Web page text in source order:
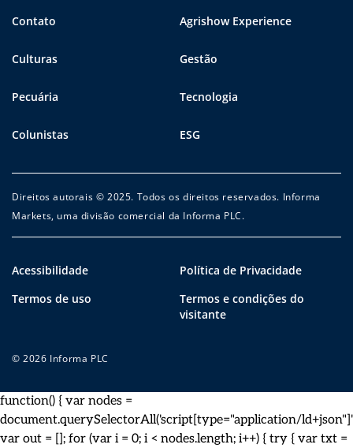
Contato Agrishow Experience
Culturas Gestão
Pecuária Tecnologia
Colunistas ESG
Direitos autorais © 2025. Todos os direitos reservados. Informa
Markets, uma divisão comercial da Informa PLC.
Acessibilidade
Política de Privacidade
Termos de uso
Termos e condições do
visitante
© 2026 Informa PLC
function() { var nodes =
document.querySelectorAll('script[type="application/
var out = []; for (var i = 0; i < nodes.length; i++) { try { var txt =